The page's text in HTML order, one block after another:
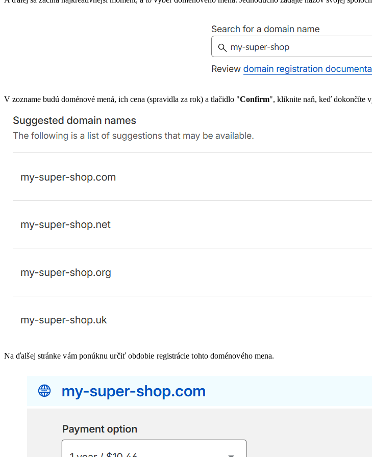
V zozname budú doménové mená, ich cena (spravidla za rok) a tlačidlo "Confirm", kliknite naň, keď dokončíte
Na ďalšej stránke vám ponúknu určiť obdobie registrácie tohto doménového mena.